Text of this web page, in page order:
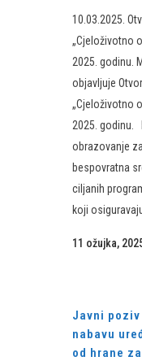
10.03.2025.
„Cjeloživotno
2025. godinu.
objavljuje
„Cjeloživotno
2025. godinu.
obrazovanje
bespovratna
ciljanih
koji
11 ožujka,
Javni
nabavu
od hrane